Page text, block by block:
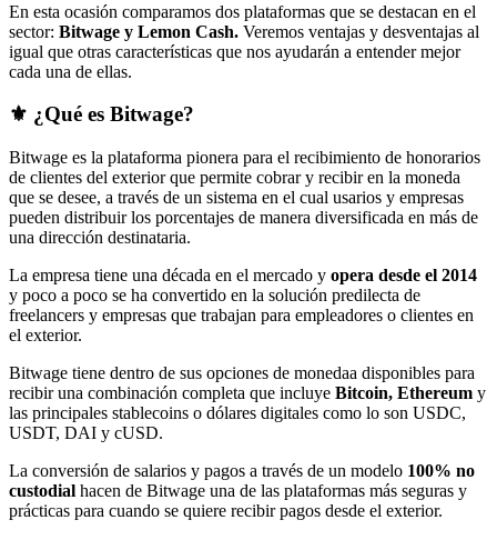
En esta ocasión comparamos dos plataformas que se destacan en el
sector: Bitwage y Lemon Cash. Veremos ventajas y desventajas al
igual que otras características que nos ayudarán a entender mejor
cada una de ellas.
⚜️ ¿Qué es Bitwage?
Bitwage es la plataforma pionera para el recibimiento de honorarios
de clientes del exterior que permite cobrar y recibir en la moneda
que se desee, a través de un sistema en el cual usarios y empresas
pueden distribuir los porcentajes de manera diversificada en más de
una dirección destinataria.
La empresa tiene una década en el mercado y opera desde el 2014
y poco a poco se ha convertido en la solución predilecta de
freelancers y empresas que trabajan para empleadores o clientes en
el exterior.
Bitwage tiene dentro de sus opciones de monedaa disponibles para
recibir una combinación completa que incluye Bitcoin, Ethereum y
las principales stablecoins o dólares digitales como lo son USDC,
USDT, DAI y cUSD.
La conversión de salarios y pagos a través de un modelo 100% no
custodial hacen de Bitwage una de las plataformas más seguras y
prácticas para cuando se quiere recibir pagos desde el exterior.